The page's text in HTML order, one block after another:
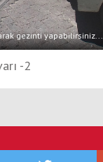
gezinti yapabilirsiniz...
-2